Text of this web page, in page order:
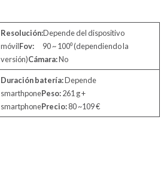
Resolución:Depende del dispositivo
móvilFov: 90 ~ 100⁰ (dependiendo la
versión)Cámara:No
Duración batería:Depende
smarthponePeso:261 g +
smartphonePrecio:80 ~109 €